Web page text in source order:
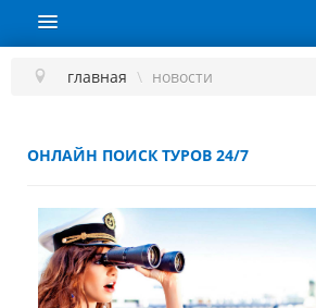
СТРАНЫ
ЭКСКУРСИИ
ВИЗЫ
главная \ новости
ОНЛАЙН ПОИСК ТУРОВ 24/7